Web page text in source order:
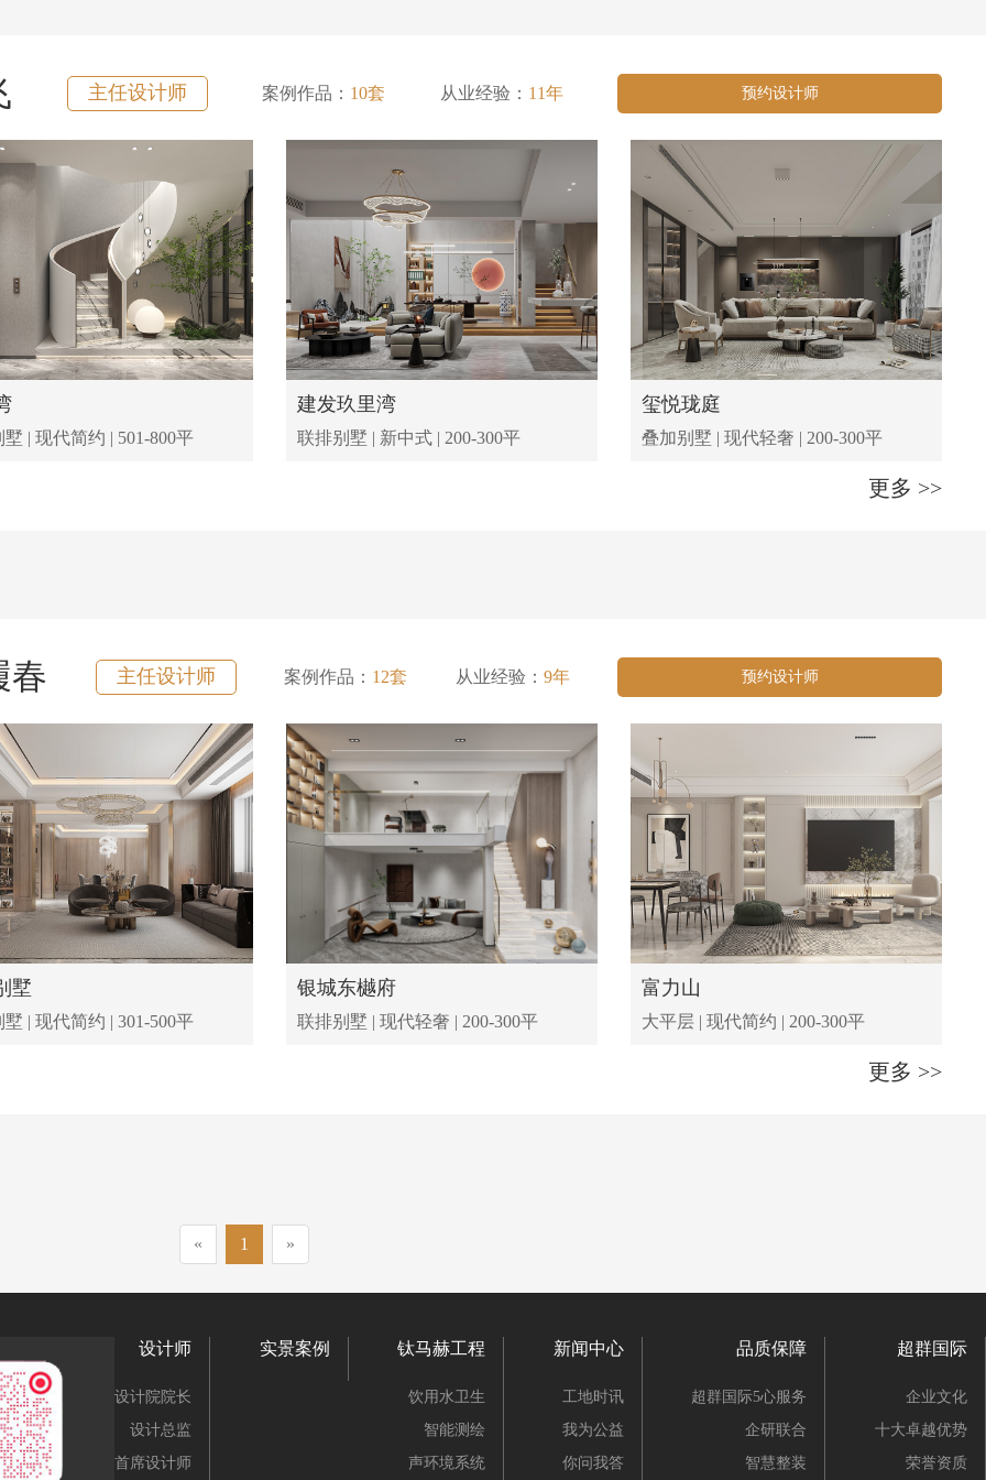
主任设计师 案例作品： 10套 从业经验： 11年 预约设计师
| 现代简约 | 501-800平
建发玖里湾
联排别墅 | 新中式 | 200-300平
玺悦珑庭
叠加别墅 | 现代轻奢 | 200-300平
更多 >>
春 主任设计师 案例作品： 12套 从业经验： 9年 预约设计师
墅
| 现代简约 | 301-500平
银城东樾府
联排别墅 | 现代轻奢 | 200-300平
富力山
大平层 | 现代简约 | 200-300平
更多 >>
« 1 »
设计师
设计院院长
设计总监
首席设计师
实景案例 钛马赫工程
饮用水卫生
智能测绘
声环境系统
新闻中心
工地时讯
我为公益
你问我答
品质保障
超群国际5心服务
企研联合
智慧整装
超群国际
企业文化
十大卓越优势
荣誉资质